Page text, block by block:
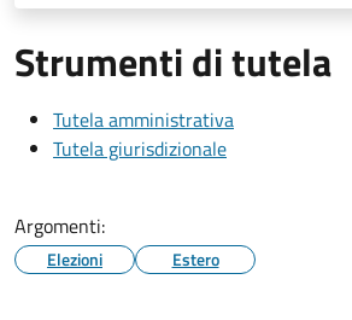
Strumenti di tutela
Tutela amministrativa
Tutela giurisdizionale
Argomenti:
Elezioni Estero